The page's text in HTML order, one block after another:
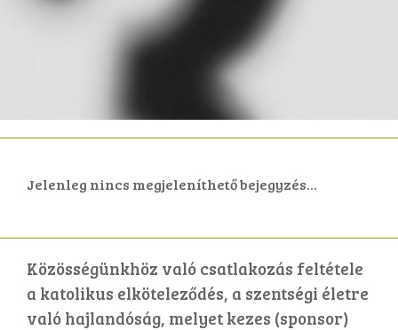
Jelenleg nincs megjeleníthető bejegyzés...
​Közösségünkhöz való csatlakozás feltétele
a katolikus elköteleződés, a szentségi életre
való hajlandóság, melyet kezes (sponsor)